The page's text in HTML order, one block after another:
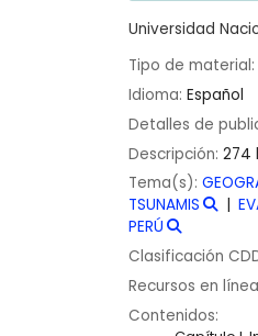
Universidad
Tipo de material:
Idioma: Español
Detalles de
Descripción: 274
Tema(s):
TSUNAMIS
PERÚ
Clasificación
Recursos en
Contenidos: